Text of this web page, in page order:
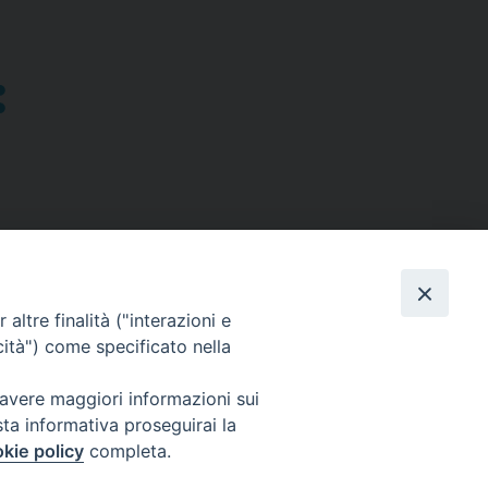
SEGUICI SU
Facebook
Instagram
X YouTube
altre finalità ("interazioni e
come specificato nella
maggiori informazioni sui
informativa proseguirai la
policy completa.